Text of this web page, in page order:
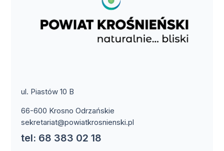
ul. Piastów 10 B
66-600 Krosno Odrzańskie
sekretariat@powiatkrosnienski.pl
tel: 68 383 02 18